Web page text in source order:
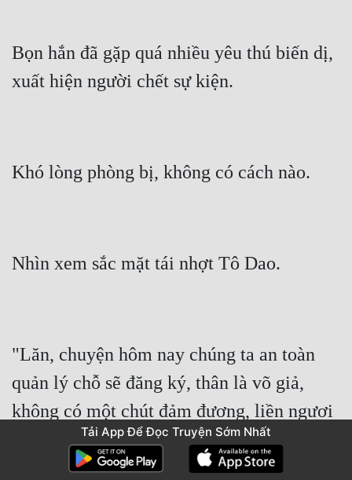
Bọn hắn đã gặp quá nhiều yêu thú biến dị,
xuất hiện người chết sự kiện.
Khó lòng phòng bị, không có cách nào.
Nhìn xem sắc mặt tái nhợt Tô Dao.
"Lăn, chuyện hôm nay chúng ta an toàn
quản lý chỗ sẽ đăng ký, thân là võ giả,
không có một chút đảm đương, liền ngươi
dạng này cũng xứng xưng là thiên tài võ
Tải App Để Đọc Truyện Sớm Nhất